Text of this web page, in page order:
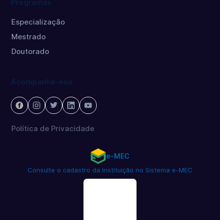
Programas
Especialização
Mestrado
Doutorado
Acompanhe-nos
Política de Privacidade
e-MEC
Consulte o cadastro da Instituição no Sistema e-MEC